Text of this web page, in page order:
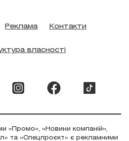
Реклама Контакти
власності
«Промо», «Новини компаній»,
та «Спецпроєкт» є рекламними